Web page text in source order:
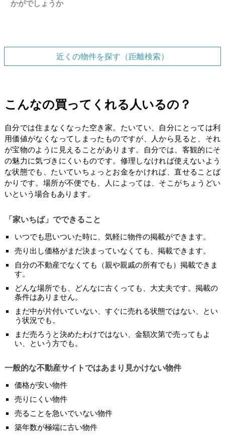
かがでしょうか
近くの物件を探す（距離検索）
こんなの買ってくれる人いるの？
自分では住まなくなった空き家。たいてい、自分にとっては利
用価値がなくなってしまったものですが、人から見ると、それ
が宝物のように見えることがあります。自分では、客観的にそ
の魅力に気づきにくいものです。修理しなければ使えないよう
な状態でも、たいていちょっとお金をかければ、直せることば
かりです。場所が不便でも、人によっては、そこがちょうどい
いという場合もあります。
「家いちば」でできること
いつでも思いついた時に、気軽に物件の掲載ができます。
売り出し価格がまだ決まっていなくても、掲載できます。
自分の不動産でなくても（親や親戚の所有でも）掲載できま
す。
どんな場所でも、どんなに古くっても、大丈夫です。掲載の
条件はありません。
まだ中が片付いていない、すぐに売れる状態ではない、とい
う状況でも。
まだ売ろうと決めたわけではない、金額次第で売ってもよ
い、という方でも。
一般的な不動産サイトではあまり見かけない物件
価格が安い物件
売りにくい物件
売ることを急いでいない物件
築年数が極端に古い物件